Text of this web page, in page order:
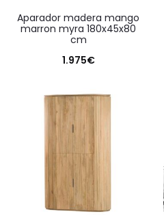
aparador madera mango
marron myra 180x45x80
cm
1.975€